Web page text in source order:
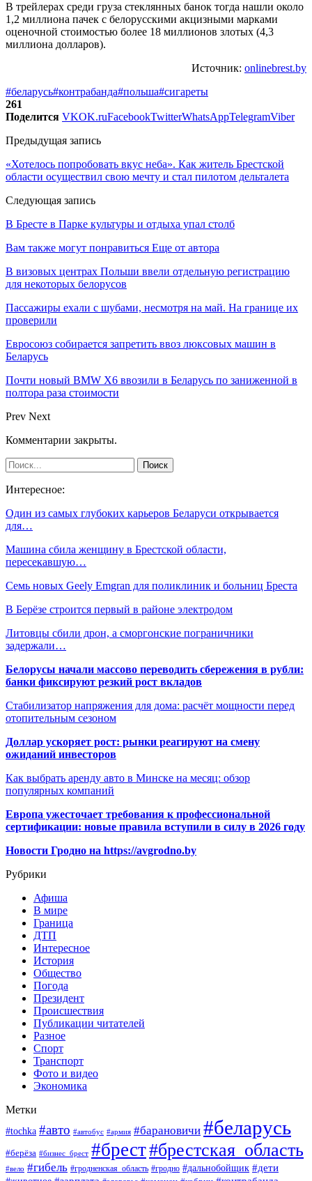
В трейлерах среди груза стеклянных банок тогда нашли около
1,2 миллиона пачек с белорусскими акцизными марками
оценочной стоимостью более 18 миллионов злотых (4,3
миллиона долларов).
Источник: onlinebrest.by
#беларусь#контрабанда#польша#сигареты
261
Поделится VKOK.ruFacebookTwitterWhatsAppTelegramViber
Предыдущая запись
«Хотелось попробовать вкус неба». Как житель Брестской
области осуществил свою мечту и стал пилотом дельталета
Следующая запись
В Бресте в Парке культуры и отдыха упал столб
Вам также могут понравиться Еще от автора
В визовых центрах Польши ввели отдельную регистрацию
для некоторых белорусов
Пассажиры ехали с шубами, несмотря на май. На границе их
проверили
Евросоюз собирается запретить ввоз люксовых машин в
Беларусь
Почти новый BMW X6 ввозили в Беларусь по заниженной в
полтора раза стоимости
Prev Next
Комментарии закрыты.
Интересное:
Один из самых глубоких карьеров Беларуси открывается
для…
Машина сбила женщину в Брестской области,
пересекавшую…
Семь новых Geely Emgran для поликлиник и больниц Бреста
В Берёзе строится первый в районе электродом
Литовцы сбили дрон, а сморгонские пограничники
задержали…
Белорусы начали массово переводить сбережения в рубли:
банки фиксируют резкий рост вкладов
Стабилизатор напряжения для дома: расчёт мощности перед
отопительным сезоном
Доллар ускоряет рост: рынки реагируют на смену
ожиданий инвесторов
Как выбрать аренду авто в Минске на месяц: обзор
популярных компаний
Европа ужесточает требования к профессиональной
сертификации: новые правила вступили в силу в 2026 году
Новости Гродно на https://avgrodno.by
Рубрики
Афиша
В мире
Граница
ДТП
Интересное
История
Общество
Погода
Президент
Происшествия
Публикации читателей
Разное
Спорт
Транспорт
Фото и видео
Экономика
Метки
#tochka #авто #автобус #армия #барановичи #беларусь
#берёза #бизнес_брест #брест#брестская_область
#вело #гибель #гродненская_область #гродно #дальнобойщик #дети